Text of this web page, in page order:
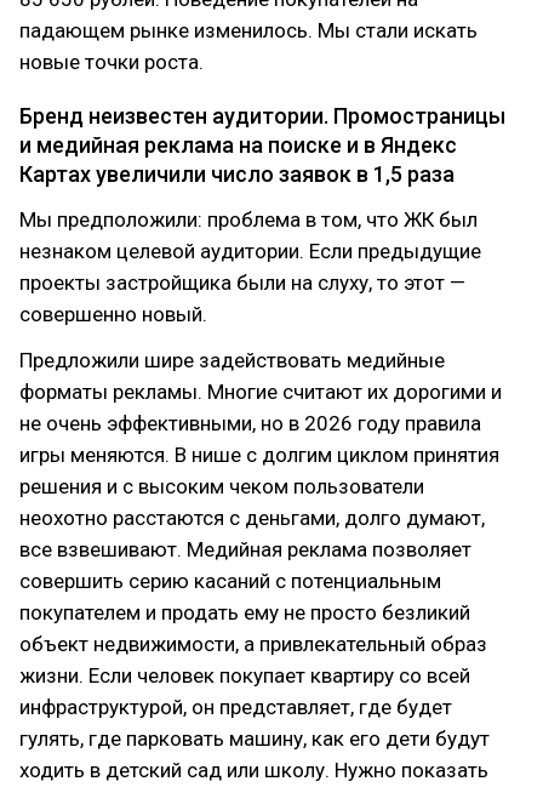
падающем рынке изменилось. Мы стали искать
новые точки роста.
Бренд неизвестен аудитории. Промостраницы
и медийная реклама на поиске и в Яндекс
Картах увеличили число заявок в 1,5 раза
Мы предположили: проблема в том, что ЖК был
незнаком целевой аудитории. Если предыдущие
проекты застройщика были на слуху, то этот —
совершенно новый.
Предложили шире задействовать медийные
форматы рекламы. Многие считают их дорогими и
не очень эффективными, но в 2026 году правила
игры меняются. В нише с долгим циклом принятия
решения и с высоким чеком пользователи
неохотно расстаются с деньгами, долго думают,
все взвешивают. Медийная реклама позволяет
совершить серию касаний с потенциальным
покупателем и продать ему не просто безликий
объект недвижимости, а привлекательный образ
жизни. Если человек покупает квартиру со всей
инфраструктурой, он представляет, где будет
гулять, где парковать машину, как его дети будут
ходить в детский сад или школу. Нужно показать